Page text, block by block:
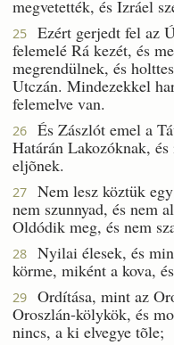
megvetették, és Izráel
25
Ezért gerjedt fel az
felemelé Rá kezét, és
megrendülnek, és
Utczán. Mindezekkel
felemelve van.
26
És Zászlót emel a
Határán Lakozóknak,
eljõnek.
27
Nem lesz köztük
nem szunnyad, és nem
Oldódik meg, és nem
28
Nyilai élesek, és
körme, miként a kova,
29
Ordítása, mint az
Oroszlán-kölykök, és
nincs, a ki elvegye tõle;